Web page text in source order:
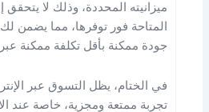
ميزانيته المحددة، وذلك لا
المتاحة فور توفرها، مما
جودة ممكنة بأقل تكلفة ممكنة عبر
في الختام، يظل التسوق عبر
تجربة ممتعة ومجزية، خاصة عند